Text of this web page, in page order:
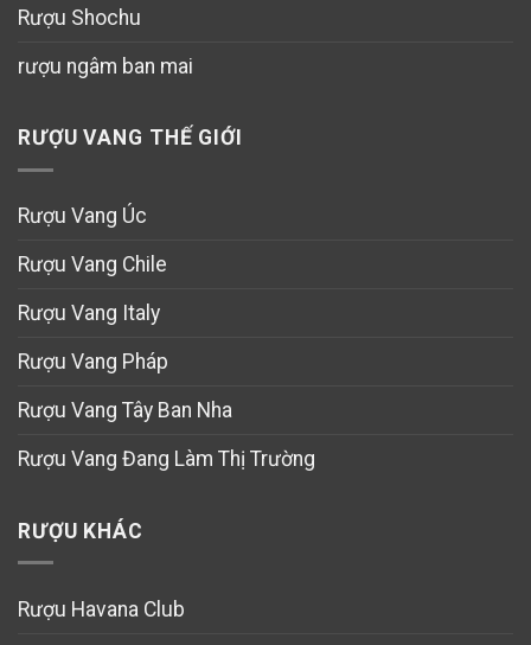
Rượu Shochu
rượu ngâm ban mai
RƯỢU VANG THẾ GIỚI
Rượu Vang Úc
Rượu Vang Chile
Rượu Vang Italy
Rượu Vang Pháp
Rượu Vang Tây Ban Nha
Rượu Vang Đang Làm Thị Trường
RƯỢU KHÁC
Rượu Havana Club